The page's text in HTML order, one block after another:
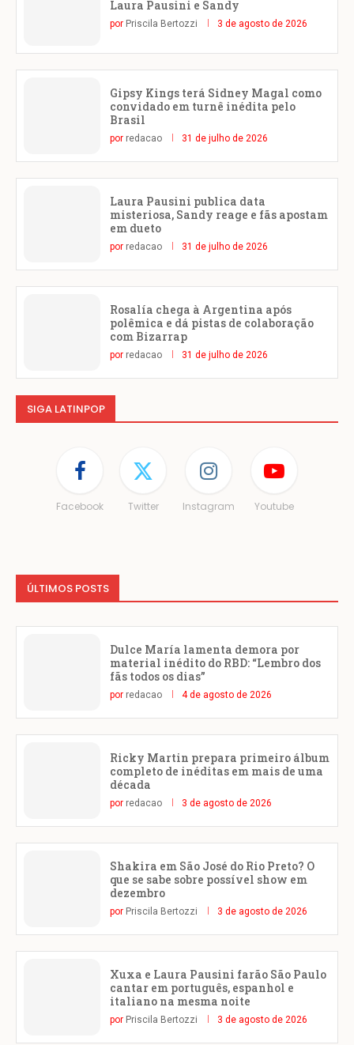
Laura Pausini e Sandy
por Priscila Bertozzi 3 de agosto de 2026
Gipsy Kings terá Sidney Magal como
convidado em turnê inédita pelo
Brasil
por redacao 31 de julho de 2026
Laura Pausini publica data
misteriosa, Sandy reage e fãs apostam
em dueto
por redacao 31 de julho de 2026
Rosalía chega à Argentina após
polêmica e dá pistas de colaboração
com Bizarrap
por redacao 31 de julho de 2026
SIGA LATINPOP
Facebook Twitter Instagram Youtube
ÚLTIMOS POSTS
Dulce María lamenta demora por
material inédito do RBD: “Lembro dos
fãs todos os dias”
por redacao 4 de agosto de 2026
Ricky Martin prepara primeiro álbum
completo de inéditas em mais de uma
década
por redacao 3 de agosto de 2026
Shakira em São José do Rio Preto? O
que se sabe sobre possível show em
dezembro
por Priscila Bertozzi 3 de agosto de 2026
Xuxa e Laura Pausini farão São Paulo
cantar em português, espanhol e
italiano na mesma noite
por Priscila Bertozzi 3 de agosto de 2026